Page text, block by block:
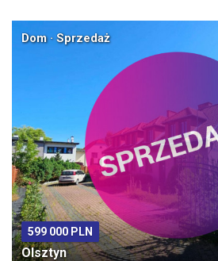
Dom · Sprzedaż
599 000 PLN
Olsztyn